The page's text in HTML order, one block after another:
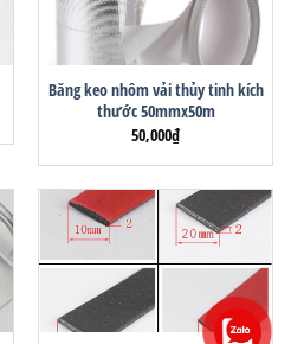
Băng keo nhôm vải thủy tinh kích
thước 50mmx50m
50,000₫